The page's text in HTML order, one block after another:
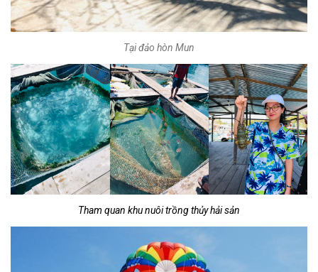
Tại đảo hòn Mun
Tham quan khu nuôi trồng thủy hải sản